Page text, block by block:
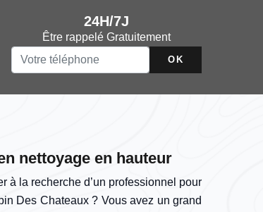
24H/7J
Être rappelé Gratuitement
nettoyage en hauteur
à la recherche d’un professionnel pour
Des Chateaux ? Vous avez un grand